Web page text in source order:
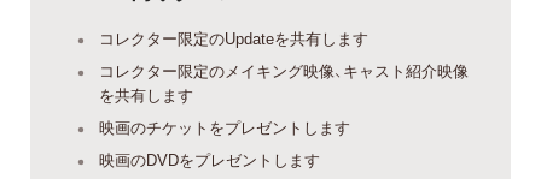
コレクター限定のUpdateを共有します
コレクター限定のメイキング映像、キャスト紹介映像
を共有します
映画のチケットをプレゼントします
映画のDVDをプレゼントします